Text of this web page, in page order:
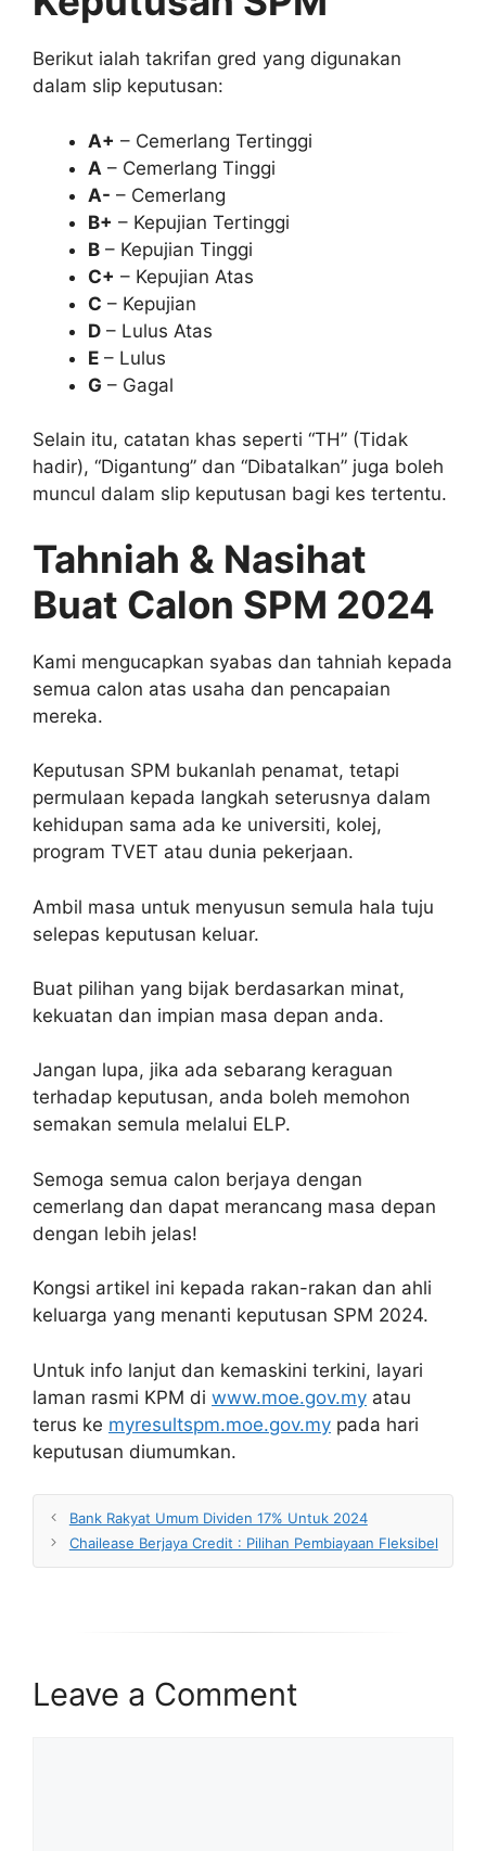
Berikut ialah takrifan gred yang digunakan
dalam slip keputusan:
A+ – Cemerlang Tertinggi
A – Cemerlang Tinggi
A- – Cemerlang
B+ – Kepujian Tertinggi
B – Kepujian Tinggi
C+ – Kepujian Atas
C – Kepujian
D – Lulus Atas
E – Lulus
G – Gagal
Selain itu, catatan khas seperti “TH” (Tidak
hadir), “Digantung” dan “Dibatalkan” juga boleh
muncul dalam slip keputusan bagi kes tertentu.
Tahniah & Nasihat
Buat Calon SPM 2024
Kami mengucapkan syabas dan tahniah kepada
semua calon atas usaha dan pencapaian
mereka.
Keputusan SPM bukanlah penamat, tetapi
permulaan kepada langkah seterusnya dalam
kehidupan sama ada ke universiti, kolej,
program TVET atau dunia pekerjaan.
Ambil masa untuk menyusun semula hala tuju
selepas keputusan keluar.
Buat pilihan yang bijak berdasarkan minat,
kekuatan dan impian masa depan anda.
Jangan lupa, jika ada sebarang keraguan
terhadap keputusan, anda boleh memohon
semakan semula melalui ELP.
Semoga semua calon berjaya dengan
cemerlang dan dapat merancang masa depan
dengan lebih jelas!
Kongsi artikel ini kepada rakan-rakan dan ahli
keluarga yang menanti keputusan SPM 2024.
Untuk info lanjut dan kemaskini terkini, layari
laman rasmi KPM di www.moe.gov.my atau
terus ke myresultspm.moe.gov.my pada hari
keputusan diumumkan.
Bank Rakyat Umum Dividen 17% Untuk 2024
Chailease Berjaya Credit : Pilihan Pembiayaan Fleksibel
Leave a Comment